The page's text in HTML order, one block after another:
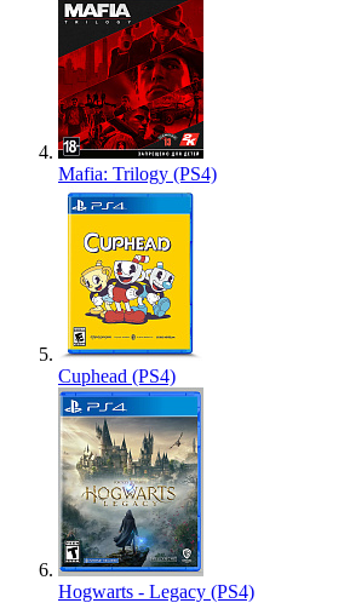
Mafia: Trilogy (PS4)
Cuphead (PS4)
Hogwarts - Legacy (PS4)